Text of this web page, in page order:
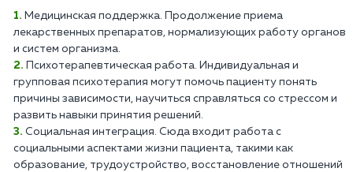
Медицинская поддержка. Продолжение приема
лекарственных препаратов, нормализующих работу органов
и систем организма.
Психотерапевтическая работа. Индивидуальная и
групповая психотерапия могут помочь пациенту понять
причины зависимости, научиться справляться со стрессом и
развить навыки принятия решений.
Социальная интеграция. Сюда входит работа с
социальными аспектами жизни пациента, такими как
образование, трудоустройство, восстановление отношений